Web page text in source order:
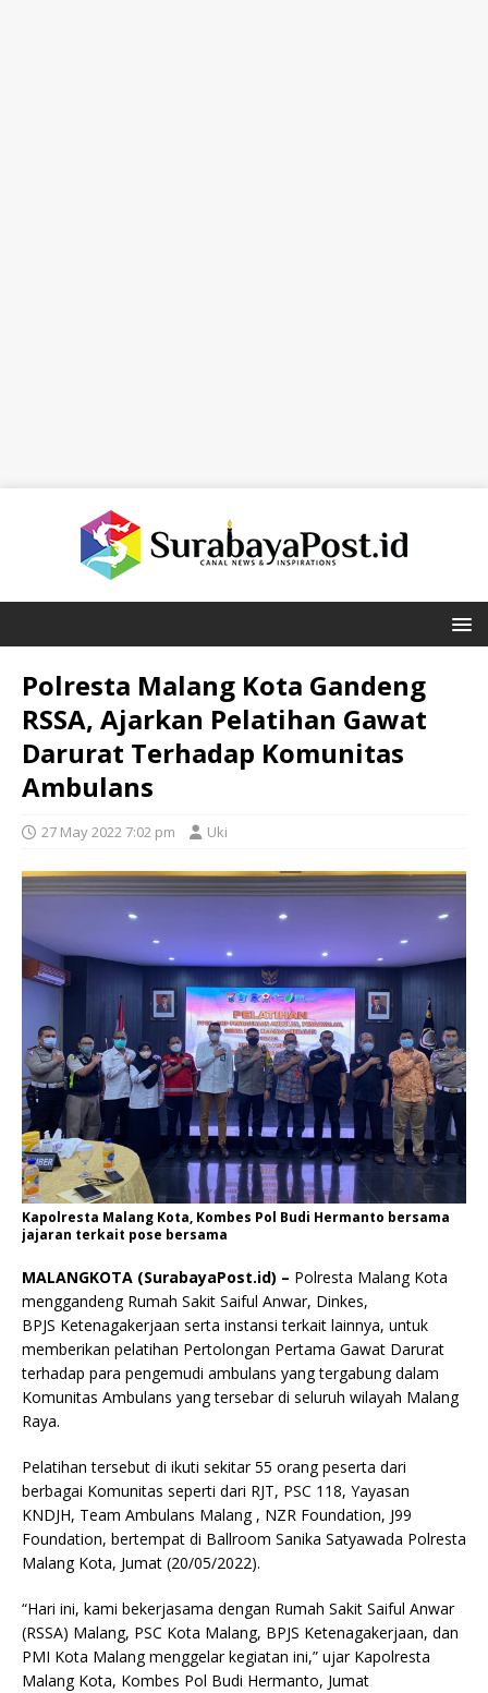
Polresta Malang Kota Gandeng
RSSA, Ajarkan Pelatihan Gawat
Darurat Terhadap Komunitas
Ambulans
27 May 2022 7:02 pm Uki
Kapolresta Malang Kota, Kombes Pol Budi Hermanto bersama
jajaran terkait pose bersama
MALANGKOTA (SurabayaPost.id) – Polresta Malang Kota
menggandeng Rumah Sakit Saiful Anwar, Dinkes,
BPJS Ketenagakerjaan serta instansi terkait lainnya, untuk
memberikan pelatihan Pertolongan Pertama Gawat Darurat
terhadap para pengemudi ambulans yang tergabung dalam
Komunitas Ambulans yang tersebar di seluruh wilayah Malang
Raya.
Pelatihan tersebut di ikuti sekitar 55 orang peserta dari
berbagai Komunitas seperti dari RJT, PSC 118, Yayasan
KNDJH, Team Ambulans Malang , NZR Foundation, J99
Foundation, bertempat di Ballroom Sanika Satyawada Polresta
Malang Kota, Jumat (20/05/2022).
“Hari ini, kami bekerjasama dengan Rumah Sakit Saiful Anwar
(RSSA) Malang, PSC Kota Malang, BPJS Ketenagakerjaan, dan
PMI Kota Malang menggelar kegiatan ini,” ujar Kapolresta
Malang Kota, Kombes Pol Budi Hermanto, Jumat